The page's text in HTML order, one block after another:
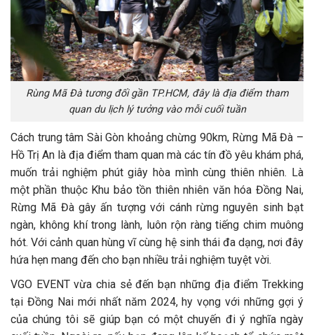
Rùng Mã Đà tương đối gần TP.HCM, đây là địa điểm tham
quan du lịch lý tưởng vào mỗi cuối tuần
Cách trung tâm Sài Gòn khoảng chừng 90km, Rừng Mã Đà –
Hồ Trị An là địa điểm tham quan mà các tín đồ yêu khám phá,
muốn trải nghiệm phút giây hòa mình cùng thiên nhiên. Là
một phần thuộc Khu bảo tồn thiên nhiên văn hóa Đồng Nai,
Rừng Mã Đà gây ấn tượng với cánh rừng nguyên sinh bạt
ngàn, không khí trong lành, luôn rộn ràng tiếng chim muông
hót. Với cảnh quan hùng vĩ cùng hệ sinh thái đa dạng, nơi đây
hứa hẹn mang đến cho bạn nhiều trải nghiệm tuyệt vời.
VGO EVENT vừa chia sẻ đến bạn những địa điểm Trekking
tại Đồng Nai mới nhất năm 2024, hy vọng với những gợi ý
của chúng tôi sẽ giúp bạn có một chuyến đi ý nghĩa ngày